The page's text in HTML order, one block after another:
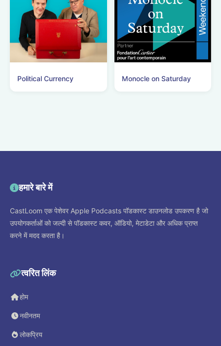
Political Currency Monocle on Saturday
हमारे बारे में
CastLoom एक पेशेवर Apple Podcasts पॉडकास्ट डाउनलोड उपकरण है जो
उपयोगकर्ताओं को जल्दी से पॉडकास्ट कवर, ऑडियो, मेटाडेटा और अधिक प्राप्त
करने में मदद करता है।
त्वरित लिंक
होम
नवीनतम
लोकप्रिय